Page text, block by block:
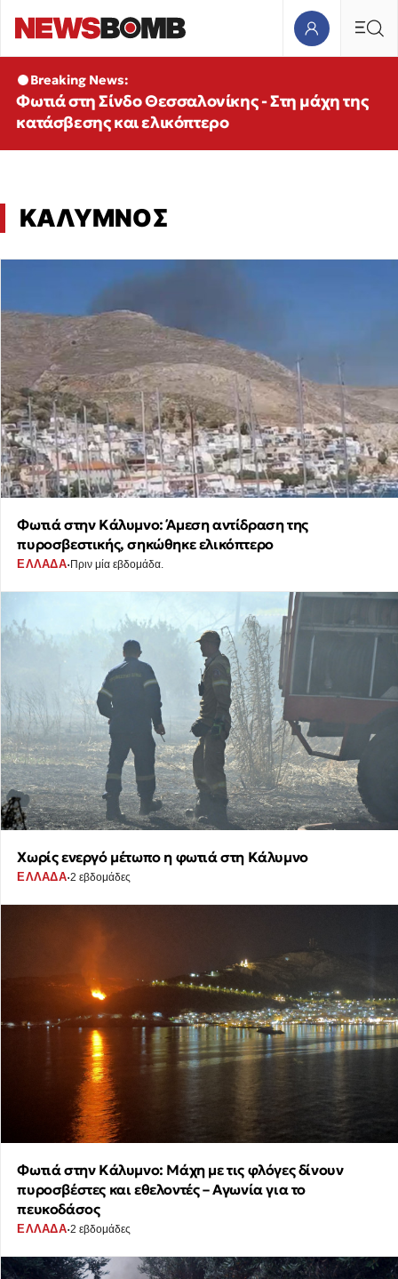
Breaking News:
Φωτιά στη Σίνδο Θεσσαλονίκης - Στη μάχη της
κατάσβεσης και ελικόπτερο
ΚΑΛΥΜΝΟΣ
Φωτιά στην Κάλυμνο: Άμεση αντίδραση της
πυροσβεστικής, σηκώθηκε ελικόπτερο
ΕΛΛΑΔΑ·Πριν μία εβδομάδα.
Χωρίς ενεργό μέτωπο η φωτιά στη Κάλυμνο
ΕΛΛΑΔΑ·2 εβδομάδες
Φωτιά στην Κάλυμνο: Μάχη με τις φλόγες δίνουν
πυροσβέστες και εθελοντές – Αγωνία για το
πευκοδάσος
ΕΛΛΑΔΑ·2 εβδομάδες